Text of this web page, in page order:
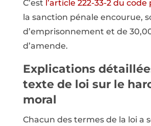
C’est l’article 222-33-2 du code
la sanction pénale encourue,
d’emprisonnement et de
d’amende.
Explications
texte de loi sur le
moral
Chacun des termes de la loi a